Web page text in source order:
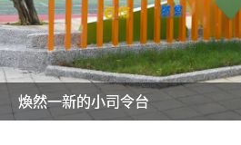
美麗的操場是我們活力的來源
美麗的操場是我們活力的來源
煥然一新的小司令台
煥然一新的小司令台
富含桃園埤塘田園風光意象的中廊
富含桃園埤塘田園風光意象的中廊
嶄新的中庭廣場
嶄新的中庭廣場
水生池生生不息
水生池生生不息